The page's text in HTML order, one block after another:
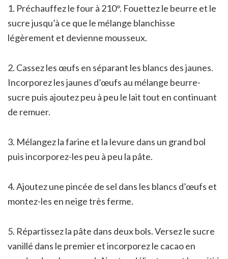
1. Préchauffez le four à 210°. Fouettez le beurre et le
sucre jusqu’à ce que le mélange blanchisse
légèrement et devienne mousseux.
2. Cassez les œufs en séparant les blancs des jaunes.
Incorporez les jaunes d’œufs au mélange beurre-
sucre puis ajoutez peu à peu le lait tout en continuant
de remuer.
3. Mélangez la farine et la levure dans un grand bol
puis incorporez-les peu à peu la pâte.
4. Ajoutez une pincée de sel dans les blancs d’œufs et
montez-les en neige très ferme.
5. Répartissez la pâte dans deux bols. Versez le sucre
vanillé dans le premier et incorporez le cacao en